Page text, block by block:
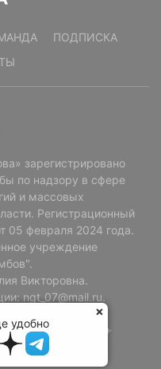
ПОДПИСКА
зарегистрировано
по надзору в сфере
и массовых
Регистрационный
февраля 2024 года.
учреждение
Викторовна.
ngt_07@mail.ru.
37.
материалы 18+
удобно